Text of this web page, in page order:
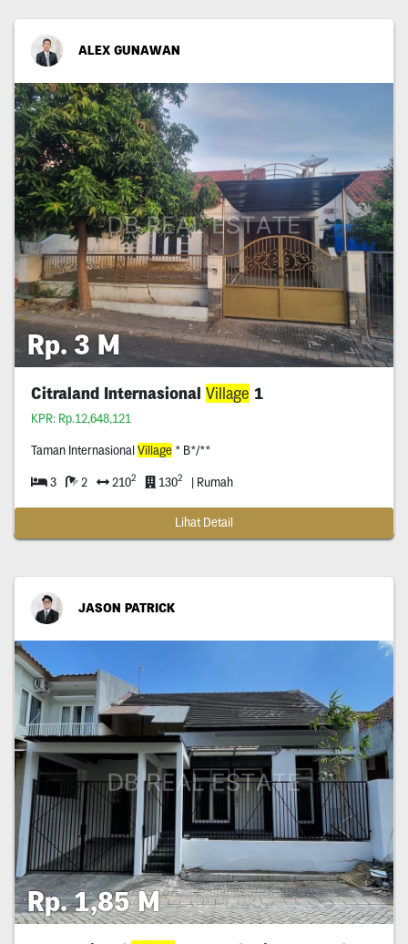
ALEX GUNAWAN
Rp. 3 M
Citraland Internasional Village 1
KPR: Rp.12,648,121
Taman InternasionalVillage* B*/**
3 2 2102 1302 | Rumah
Lihat Detail
JASON PATRICK
Rp. 1,85 M